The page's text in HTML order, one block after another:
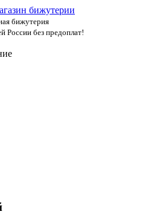
бижутерия
России без предоплат!